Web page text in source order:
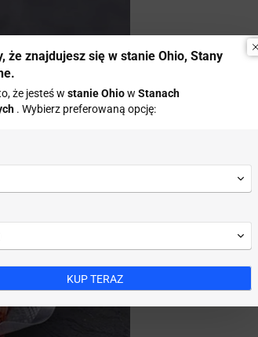
że znajdujesz się w stanie Ohio, Stany
że jesteś w stanie Ohiow Stanach
. Wybierz preferowaną opcję:
KUP TERAZ